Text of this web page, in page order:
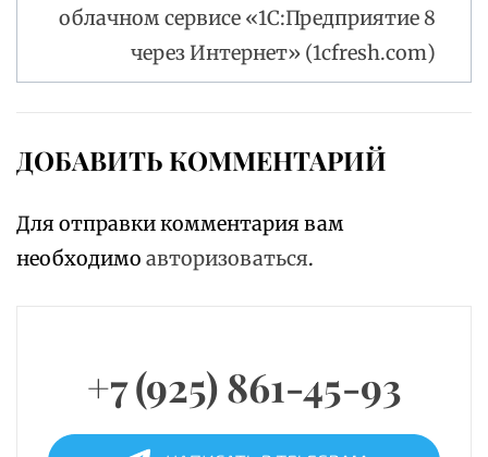
облачном сервисе «1С:Предприятие 8
через Интернет» (1cfresh.com)
ДОБАВИТЬ КОММЕНТАРИЙ
Для отправки комментария вам
необходимо авторизоваться.
+7 (925) 861-45-93